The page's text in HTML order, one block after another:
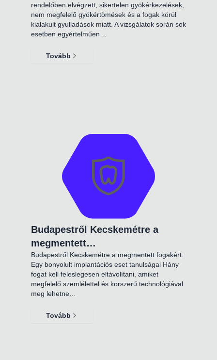
rendelőben elvégzett, sikertelen gyökérkezelések,
nem megfelelő gyökértömések és a fogak körül
kialakult gyulladások miatt. A vizsgálatok során sok
esetben egyértelműen…
Tovább
Budapestről Kecskemétre a
megmentett…
Budapestről Kecskemétre a megmentett fogakért:
Egy bonyolult implantációs eset tanulságai Hány
fogat kell feleslegesen eltávolítani, amiket
megfelelő szemlélettel és korszerű technológiával
meg lehetne…
Tovább